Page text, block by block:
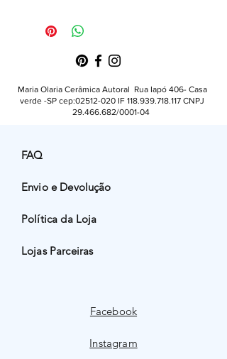
Maria Olaria Cerâmica Autoral Rua Iapó 406- Casa
verde -SP cep:02512-020 IF 118.939.718.117 CNPJ
29.466.682/0001-04
FAQ
Envio e Devolução
Política da Loja
Lojas Parceiras
Facebook
Instagram